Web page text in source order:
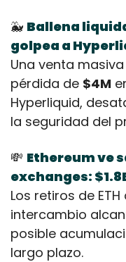
🐳 Ballena
golpea a
Una venta
pérdida de $4M
Hyperliquid,
la seguridad del
💸 Ethereum ve
exchanges:
Los retiros de
intercambio
posible
largo plazo.